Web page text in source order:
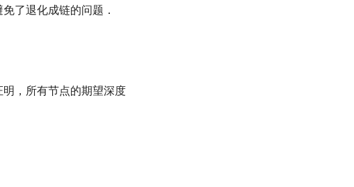
了退化成链的问题．
，所有节点的期望深度